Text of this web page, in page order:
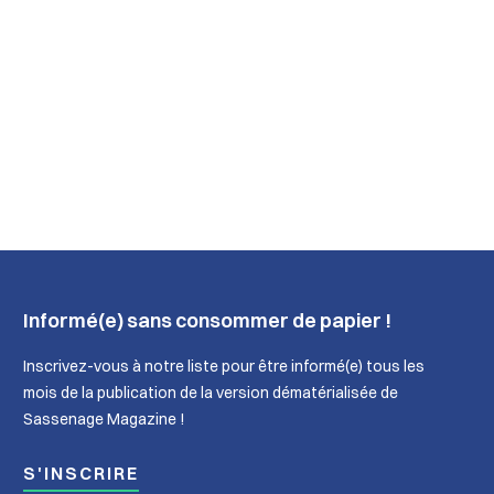
Informé(e) sans consommer de papier !
Inscrivez-vous à notre liste pour être informé(e) tous les
mois de la publication de la version dématérialisée de
Sassenage Magazine !
S'INSCRIRE